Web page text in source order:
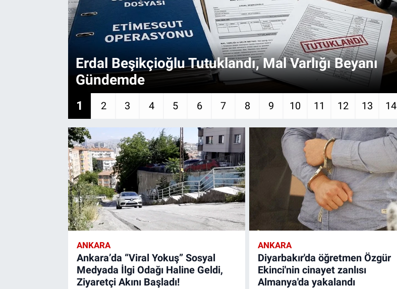
Erdal Beşikçioğlu Tutuklandı, Mal Varlığı Beyanı
Gündemde
1 2 3 4 5 6 7 8 9 10 11 12 13 14
ANKARA
Ankara’da “Viral Yokuş” Sosyal
Medyada İlgi Odağı Haline Geldi,
Ziyaretçi Akını Başladı!
ANKARA
Diyarbakır'da öğretmen Özgür
Ekinci'nin cinayet zanlısı
Almanya'da yakalandı
KÜLTÜR-SANAT
TEKNOLOJİ